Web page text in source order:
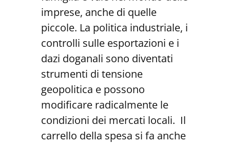
imprese, anche di quelle
piccole. La politica industriale, i
controlli sulle esportazioni e i
dazi doganali sono diventati
strumenti di tensione
geopolitica e possono
modificare radicalmente le
condizioni dei mercati locali. Il
carrello della spesa si fa anche